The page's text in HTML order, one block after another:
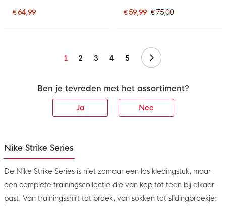
Goud
€ 64,99
Geel
€ 59,99 € 75,00
1 2 3 4 5 Volgende
Ben je tevreden met het assortiment?
Ja Nee
Nike Strike Series
De Nike Strike Series is niet zomaar een los kledingstuk, maar
een complete trainingscollectie die van kop tot teen bij elkaar
past. Van trainingsshirt tot broek, van sokken tot slidingbroekje: